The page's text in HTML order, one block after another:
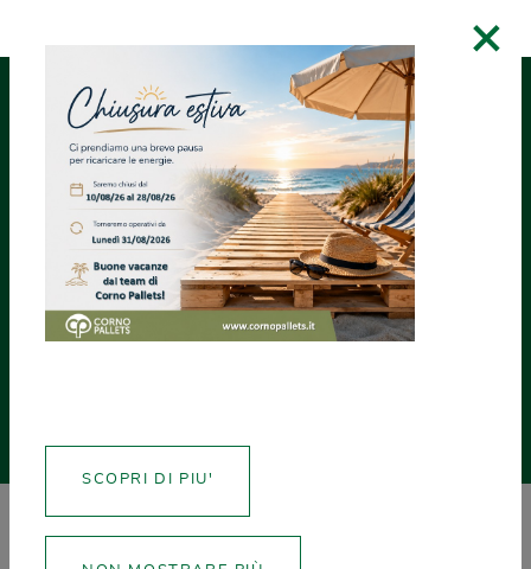
CREA CERTIFICATI
PRODOTTI
ALTRI PRODOTTI
Display pallet
×
SCOPRI DI PIU'